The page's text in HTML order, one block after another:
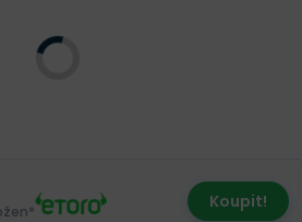
Koupit!